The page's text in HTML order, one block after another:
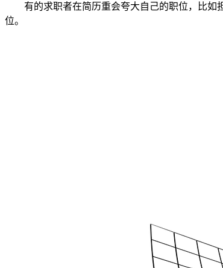
有的求职者在简历重会夸大自己的职位，比
位。